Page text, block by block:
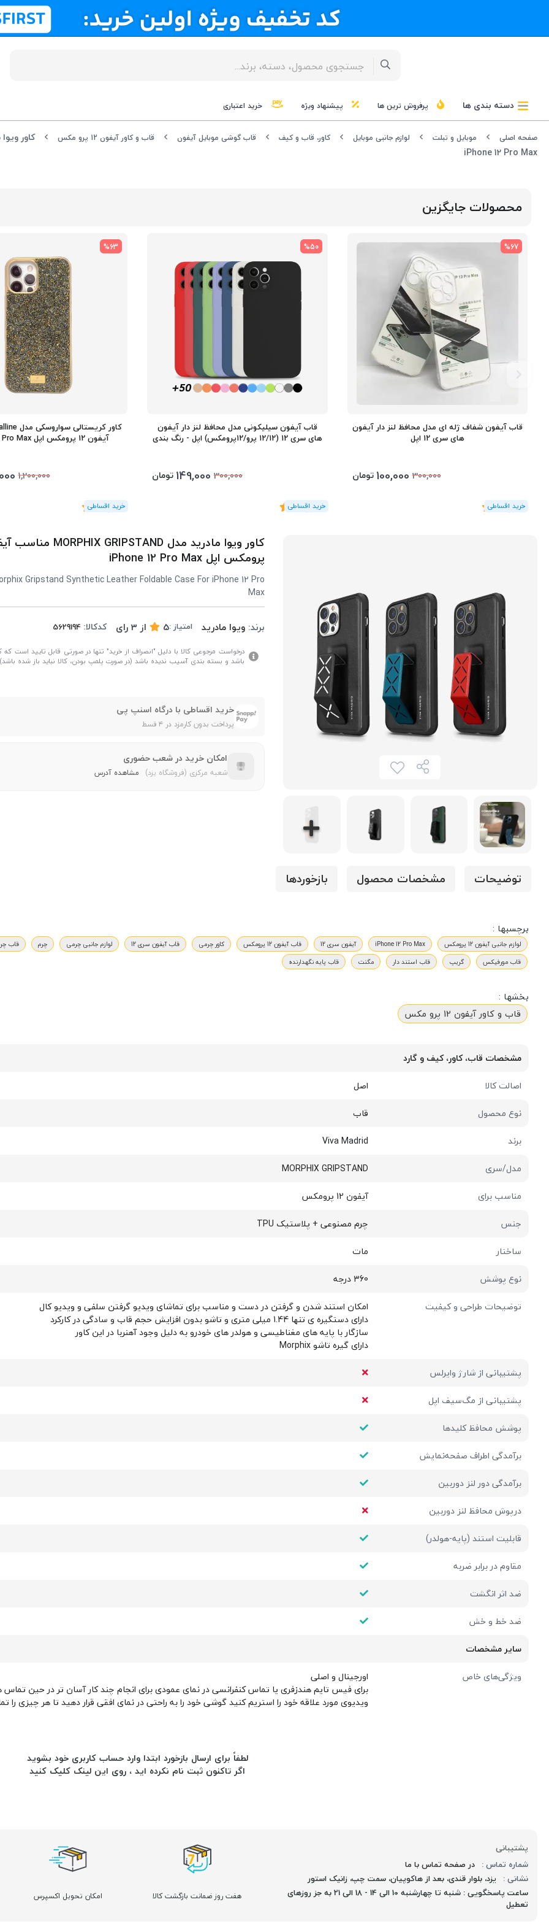
دسته بندی ها پرفروش ترین ها پیشنهاد ویژه خرید اعتباری
صفحه اصلی موبایل و تبلت لوازم جانبی موبایل کاور، قاب و کیف قاب گوشی موبایل آیفون قاب و کاور آیفون 12 پرو مکس
iPhone 12 Pro Max
محصولات جایگزین
%67
قاب آیفون شفاف ژله ای مدل محافظ لنز دار آیفون
های سری 12 اپل
300,000
100,000 تومان
(1رای)
5
%50
قاب آیفون سیلیکونی مدل محافظ لنز دار آیفون
های سری 12 (12/12 پرو/12پرومکس) اپل - رنگ بندی
300,000
149,000 تومان
(3 رای)
5
%63
آیفون 12 پرومکس اپل iPhone 12 Pro Max
1,200,000
(1رای)
5
پرومکس اپل iPhone 12 Pro Max
Gripstand Synthetic Leather Foldable Case For iPhone 12 Pro
Max
برند:ویوا مادرید امتیاز :5 از 3رای کدکالا:
درخواست مرجوعی کالا با دلیل "انصراف از خرید" تنها در صورتی قابل تایید است که
باشد و بسته بندی آسیب ندیده باشد (در صورت پلمپ بودن، کالا نباید باز شده
خرید اقساطی با درگاه اسنپ پی
پرداخت بدون کارمزد در ۴ قسط
امکان خرید در شعب حضوری
شعبه مرکزی (فروشگاه یزد) مشاهده آدرس
توضیحات مشخصات محصول بازخوردها
برچسبها :
لوازم جانبی آیفون 12 پرومکس iPhone 12 Pro Max آیفون سری 12 قاب آیفون 12 پرومکس کاور چرمی قاب آیفون سری 12 لوازم جانبی چرمی چرم قاب
قاب مورفیکس
گریپ قاب استند دار مگنت قاب پایه نگهدارنده
بخشها :
قاب و کاور آیفون 12 پرو مکس
مشخصات قاب، کاور، کیف و گارد
اصالت کالا
اصل
نوع محصول
قاب
برند
Viva Madrid
مدل/سری
MORPHIX GRIPSTAND
مناسب برای
آیفون 12 پرومکس
جنس
چرم مصنوعی + پلاستیک TPU
ساختار
مات
نوع پوشش
360 درجه
توضیحات طراحی و کیفیت
امکان استند شدن و گرفتن در دست و مناسب برای تماشای ویدیو گرفتن سلفی و ویدیو کال
دارای دستگیره ی تنها 1.44 میلی متری و تاشو بدون افزایش حجم قاب و سادگی در کارکرد
سازگار با پایه های مغناطیسی و هولدر های خودرو به دلیل وجود آهنربا در این کاور
دارای گیره تاشو Morphix
پشتیبانی از شارژ وایرلس
پشتیبانی از مگ‌سیف اپل
پوشش محافظ کلیدها
برآمدگی اطراف صفحه‌نمایش
برآمدگی دور لنز دوربین
درپوش محافظ لنز دوربین
قابلیت استند (پایه-هولدر)
مقاوم در برابر ضربه
ضد اثر انگشت
ضد خط و خش
سایر مشخصات
ویژگی‌های خاص
اورجینال و اصلی
برای فیس تایم هندزفری یا تماس کنفرانسی در نمای عمودی برای انجام چند کار آسان تر در حین تماس
ویدیوی مورد علاقه خود را استریم کنید گوشی خود را به راحتی در نمای افقی قرار دهید تا هر چیزی را
لطفاً برای ارسال بازخورد ابتدا وارد حساب کاربری خود بشوید
اگر تاکنون ثبت نام نکرده اید ، روی این لینک کلیک کنید
پشتیبانی
شماره تماس : در صفحه تماس با ما
نشانی : یزد، بلوار قندی، بعد از هاکوپیان، سمت چپ، زانیک استور
ساعت پاسخگویی : شنبه تا چهارشنبه 10 الی 14 - 18 الی 21 به جز روزهای
تعطیل
هفت روز ضمانت بازگشت کالا امکان تحویل اکسپرس